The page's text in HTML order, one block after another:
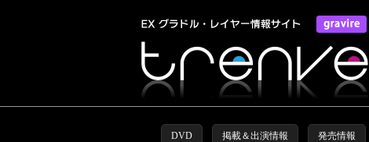
DVD 掲載＆出演情報 発売情報